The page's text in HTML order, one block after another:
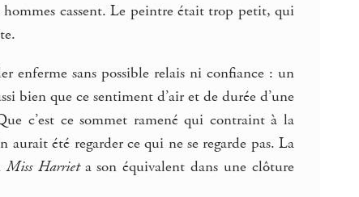
hommes cassent. Le peintre était trop petit, qui
enferme sans possible relais ni confiance : un
bien que ce sentiment d’air et de durée d’une
c’est ce sommet ramené qui contraint à la
été regarder ce qui ne se regarde pas. La
Miss Harrieta son équivalent dans une clôture